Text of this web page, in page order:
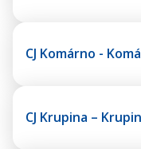
CJ Komárno -
CJ Krupina –